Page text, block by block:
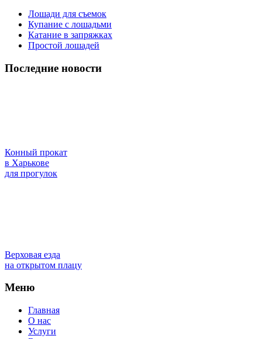
Лошади для съемок
Купание с лошадьми
Катание в запряжках
Простой лошадей
Последние новости
Конный прокат
в Харькове
для прогулок
Верховая езда
на открытом плацу
Меню
Главная
О нас
Услуги